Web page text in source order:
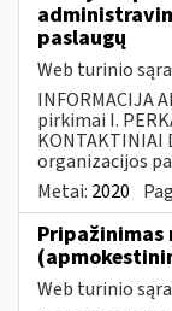
paslaugų
Web turinio
INFORMACIJA
pirkimai I.
KONTAKTINIAI
organizacijos
Metai: 2020
Web turinio